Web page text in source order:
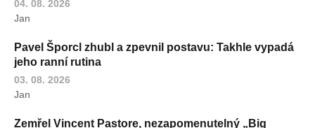
04. 08. 2026
Jan
Pavel Šporcl zhubl a zpevnil postavu: Takhle vypadá
jeho ranní rutina
03. 08. 2026
Jan
Zemřel Vincent Pastore, nezapomenutelný „Big